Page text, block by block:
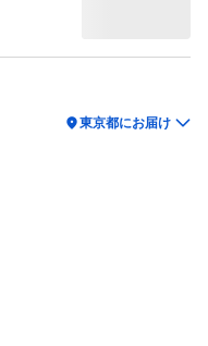
location_on東京都にお届け